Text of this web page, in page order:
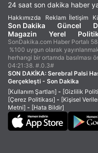
24 saat son dakika haber
Hakkımızda Reklam İletişim
Son Dakika Güncel
Magazin
Yerel
SonDakika.com Haber Portalı
%100 uygun olarak
herhangi bir ortamda basılması
04:21:38. #.0.3#
SON DAKİKA: Serebral Palsi
Gerçekleşti - Son Dakika
[Kullanım Şartları] - [Gizlilik
[Çerez Politikası] - [Kişisel
Metni] - [Hata Bildir]